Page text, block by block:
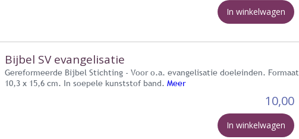
In winkelwagen
Bijbel SV evangelisatie
Gereformeerde Bijbel Stichting - Voor o.a. evangelisatie doeleinden. Formaat
10,3 x 15,6 cm. In soepele kunststof band. Meer
10,00
In winkelwagen